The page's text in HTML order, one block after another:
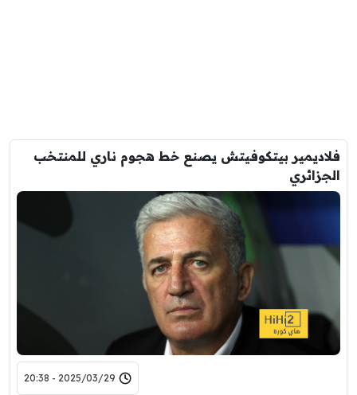
فلاديمير بيتكوفيتش يصنع خط هجوم ناري للمنتخب
الجزائري
2025/03/29 - 20:38